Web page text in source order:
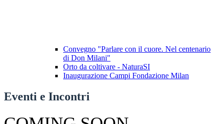
Convegno "Parlare con il cuore. Nel centenario
di Don Milani"
Orto da coltivare - NaturaSI
Inaugurazione Campi Fondazione Milan
Eventi e Incontri